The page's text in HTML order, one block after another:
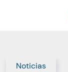
Noticias